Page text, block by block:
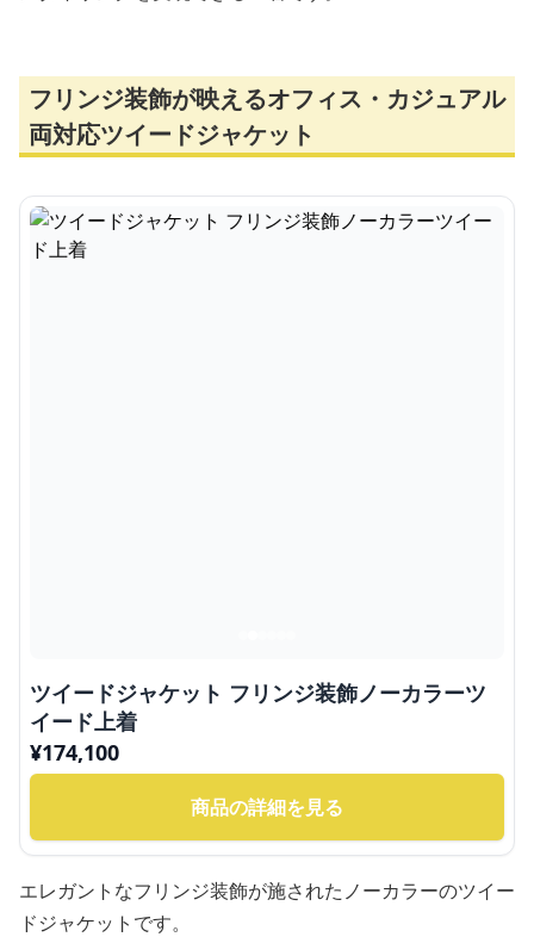
フリンジ装飾が映えるオフィス・カジュアル
両対応ツイードジャケット
ツイードジャケット フリンジ装飾ノーカラーツ
イード上着
¥174,100
商品の詳細を見る
エレガントなフリンジ装飾が施されたノーカラーのツイー
ドジャケットです。